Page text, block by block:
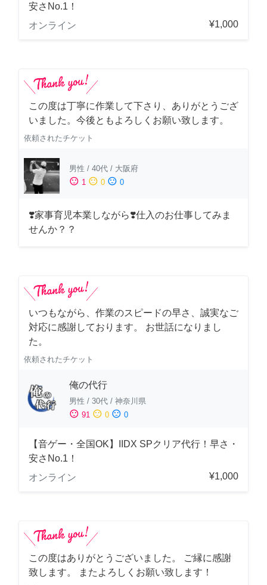
安さNo.1！
オンライン
¥1,000
この度は丁寧に作業して下さり、ありがとうござ
いました。今後ともよろしくお願い致します。
依頼されたチケット
男性 / 40代 / 大阪府
sentiment_satisfied 1 sentiment_neutral 0 sentiment_dissatisfied 0
❣️家事育児本業しながら❣️仕入のお仕事してみま
せんか？？
いつもながら、作業のスピードの早さ、誠実なご
対応に感謝しております。 お世話になりまし
た。
依頼されたチケット
俺の代行
男性 / 30代 / 神奈川県
sentiment_satisfied 91 sentiment_neutral 0 sentiment_dissatisfied 0
【音ゲー・全国OK】IIDX SPクリア代行！早さ・
安さNo.1！
オンライン
¥1,000
この度はありがとうございました。 ご縁に感謝
致します。 またよろしくお願い致します！